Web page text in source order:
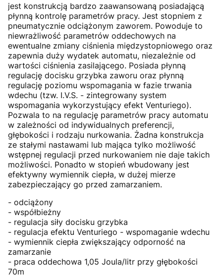
jest konstrukcją bardzo zaawansowaną posiadającą
płynną kontrolę parametrów pracy. Jest stopniem z
pneumatycznie odciążonym zaworem. Powoduje to
niewrażliwość parametrów oddechowych na
ewentualne zmiany ciśnienia międzystopniowego oraz
zapewnia duży wydatek automatu, niezależnie od
wartości ciśnienia zasilającego. Posiada płynną
regulację docisku grzybka zaworu oraz płynną
regulację poziomu wspomagania w fazie trwania
wdechu (tzw. I.V.S. - zintegrowany system
wspomagania wykorzystujący efekt Venturiego).
Pozwala to na regulację parametrów pracy automatu
w zależności od indywidualnych preferencji,
głębokości i rodzaju nurkowania. Żadna konstrukcja
ze stałymi nastawami lub mająca tylko możliwość
wstępnej regulacji przed nurkowaniem nie daje takich
możliwości. Ponadto w stopień wbudowany jest
efektywny wymiennik ciepła, w dużej mierze
zabezpieczający go przed zamarzaniem.
- odciążony
- współbieżny
- regulacja siły docisku grzybka
- regulacja efektu Venturiego - wspomaganie wdechu
- wymiennik ciepła zwiększający odporność na
zamarzanie
- praca oddechowa 1,05 Joula/litr przy głębokości
70m